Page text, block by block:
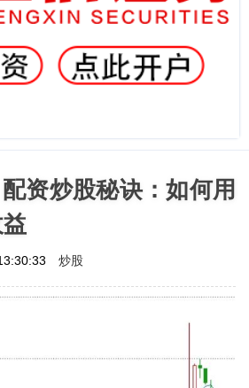
资炒股秘诀：如何用
炒股